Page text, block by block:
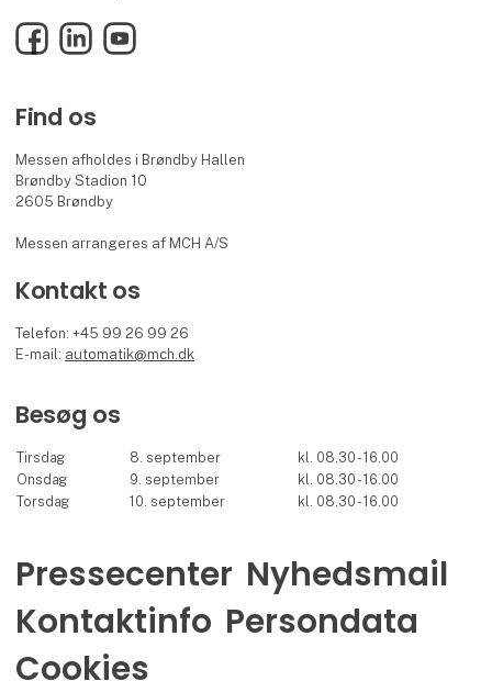
FacebookLinkedInYouTube
Find os
Messen afholdes i Brøndby Hallen
Brøndby Stadion 10
2605 Brøndby
Messen arrangeres af MCH A/S
Kontakt os
Telefon: +45 99 26 99 26
E-mail: automatik@mch.dk
Besøg os
Tirsdag 8. september
kl. 08.30 - 16.00
Onsdag
9. september
kl. 08.30 - 16.00
Torsdag
10. september kl. 08.30 - 16.00
Pressecenter Nyhedsmail
Kontaktinfo Persondata
Cookies